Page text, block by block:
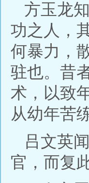
方玉龙
功之人，
何暴力，
驻也。昔
术，以致
从幼年苦
吕文英
官，而复